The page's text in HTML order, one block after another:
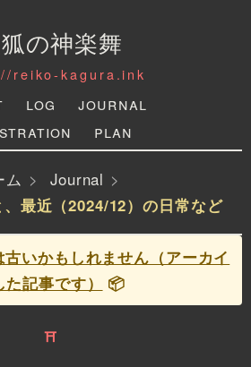
の神楽舞
reiko-kagura.ink
Log
Journal
Plan
ム
Journal
最近（2024/12）の日常など
いかもしれません（アーカイ
た記事です）
📦
⛩